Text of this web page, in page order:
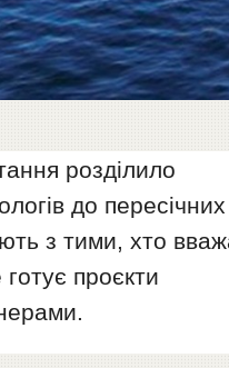
розділило
до пересічних
з тими, хто
проєкти